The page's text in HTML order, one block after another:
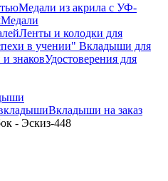
Медали из акрила с УФ-
Медали
Ленты и колодки для
в учении" Вкладыши для
знаковУдостоверения для
Вкладыши на заказ
- Эскиз-448